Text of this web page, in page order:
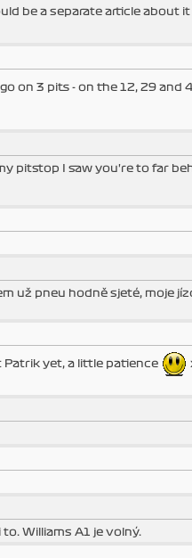
be a separate article about it
on 3 pits - on the 12, 29 and
pitstop I saw you're to far
už pneu hodně sjeté, moje
Patrik yet, a little patience
Williams A1 je volný.